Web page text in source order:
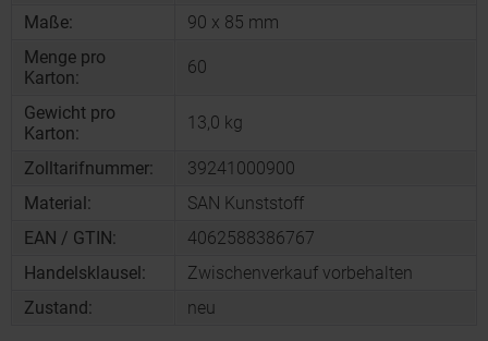
Maße:
90 x 85 mm
Menge pro
Karton:
60
Gewicht pro
Karton:
13,0 kg
Zolltarifnummer:
39241000900
Material:
SAN Kunststoff
EAN / GTIN:
4062588386767
Handelsklausel:
Zwischenverkauf vorbehalten
Zustand:
neu